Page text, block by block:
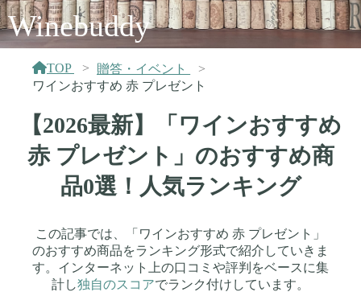
Winebuddy
TOP
贈答・イベント
ワインおすすめ 赤 プレゼント
【2026最新】「ワインおすすめ
赤 プレゼント」のおすすめ商
品0選！人気ランキング
この記事では、「ワインおすすめ 赤 プレゼント」
のおすすめ商品をランキング形式で紹介していきま
す。インターネット上の口コミや評判をベースに集
計し独自のスコアでランク付けしています。